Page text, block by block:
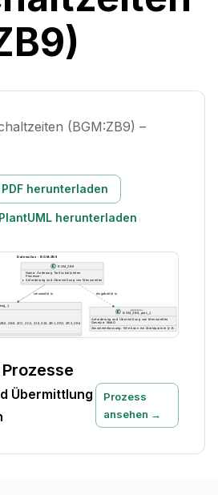
(BGM:ZB9) –
PDF herunterladen
PlantUML herunterladen
Übermittlung
Prozess
ansehen →